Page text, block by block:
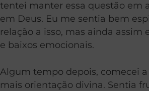
tentei manter essa questão em
em Deus. Eu me sentia bem
relação a isso, mas ainda assim
e baixos emocionais.
Algum tempo depois, comecei
mais orientação divina. Sentia